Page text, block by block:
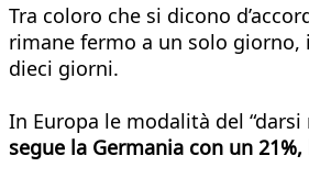
Tra coloro che si dicono
rimane fermo a un solo giorno,
dieci giorni.
In Europa le modalità del “darsi
segue la Germania con un